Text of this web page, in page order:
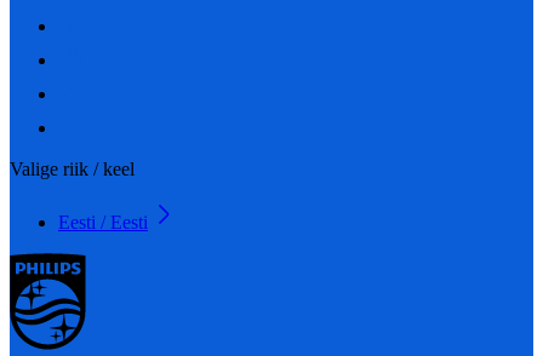
Valige riik / keel
Eesti / Eesti